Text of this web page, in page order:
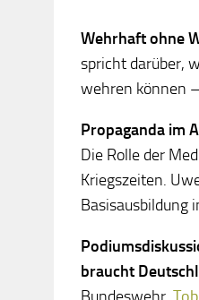
Wehrhaft ohne
spricht darüber,
wehren können
Propaganda im
Die Rolle der
Kriegszeiten.
Basisausbildung
braucht